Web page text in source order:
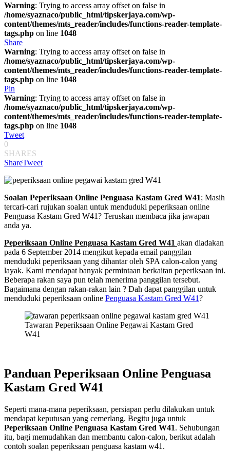
Warning: Trying to access array offset on false in
/home/syaznaco/public_html/tipskerjaya.com/wp-
content/themes/mts_reader/includes/functions-reader-template-
tags.php on line 1048
Share
Warning: Trying to access array offset on false in
/home/syaznaco/public_html/tipskerjaya.com/wp-
content/themes/mts_reader/includes/functions-reader-template-
tags.php on line 1048
Pin
Warning: Trying to access array offset on false in
/home/syaznaco/public_html/tipskerjaya.com/wp-
content/themes/mts_reader/includes/functions-reader-template-
tags.php on line 1048
Tweet
0
SHARES
ShareTweet
Soalan Peperiksaan Online Penguasa Kastam Gred W41; Masih
tercari-cari rujukan soalan untuk menduduki peperiksaan online
Penguasa Kastam Gred W41? Teruskan membaca jika jawapan
anda ya.
Peperiksaan Online Penguasa Kastam Gred W41 akan diadakan
pada 6 September 2014 mengikut kepada email panggilan
menduduki peperiksaan yang dihantar oleh SPA calon-calon yang
layak. Kami mendapat banyak permintaan berkaitan peperiksaan ini.
Beberapa rakan saya pun telah menerima panggilan tersebut.
Bagaimana dengan rakan-rakan lain ? Dah dapat panggilan untuk
menduduki peperiksaan online Penguasa Kastam Gred W41?
Tawaran Peperiksaan Online Pegawai Kastam Gred
W41
Panduan Peperiksaan Online Penguasa
Kastam Gred W41
Seperti mana-mana peperiksaan, persiapan perlu dilakukan untuk
mendapat keputusan yang cemerlang. Begitu juga untuk
Peperiksaan Online Penguasa Kastam Gred W41. Sehubungan
itu, bagi memudahkan dan membantu calon-calon, berikut adalah
contoh soalan peperiksaan penguasa kastam w41.